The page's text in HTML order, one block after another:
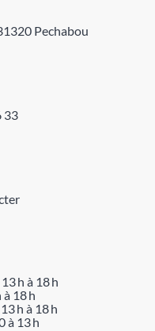
Pechabou
33
h à 18 h
18 h
h à 18 h
à 13 h